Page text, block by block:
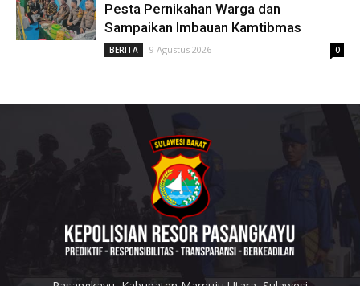
Pesta Pernikahan Warga dan
Sampaikan Imbauan Kamtibmas
BERITA 9 Agustus 2026 0